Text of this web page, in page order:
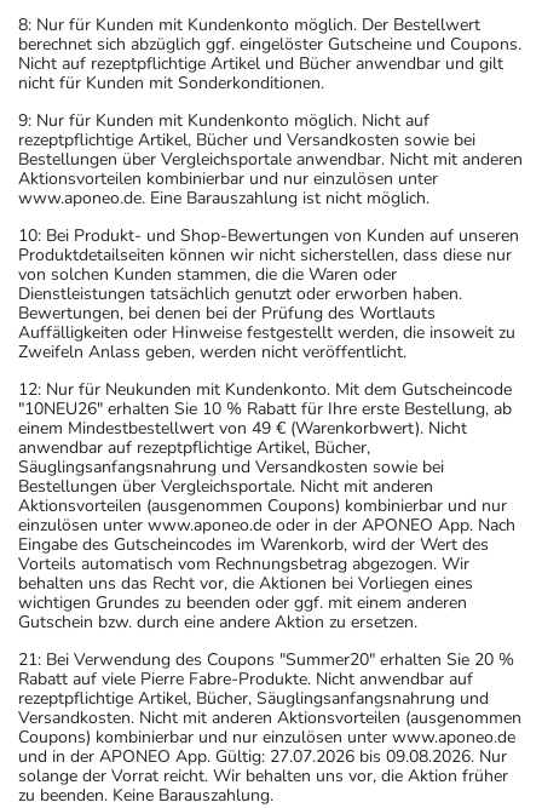
deshalb nur von Ihrem Arzt bestimmt. Prinzipiell ist die
Dauer der Anwendung zeitlich nicht begrenzt, das
werden.
Überdosierung?
Bei einer Überdosierung kann es zu Schläfrigkeit,
Verwirrtheit und Unruhe kommen. Setzen Sie sich bei
dem Verdacht auf eine Überdosierung umgehend mit
einem Arzt in Verbindung.
Einnahme vergessen?
Setzen Sie die Einnahme zum nächsten vorgeschriebenen
Zeitpunkt ganz normal (also nicht mit der doppelten
Menge) fort.
Generell gilt: Achten Sie vor allem bei Säuglingen,
Kleinkindern und älteren Menschen auf eine
gewissenhafte Dosierung. Im Zweifelsfalle fragen Sie
Ihren Arzt oder Apotheker nach etwaigen Auswirkungen
oder Vorsichtsmaßnahmen.
Eine vom Arzt verordnete Dosierung kann von den
Angaben der Packungsbeilage abweichen. Da der Arzt sie
individuell abstimmt, sollten Sie das Arzneimittel daher
nach seinen Anweisungen anwenden.
8: Nur für Kunden mit Kundenkonto möglich. Der Bestellwert
berechnet sich abzüglich ggf. eingelöster Gutscheine und Coupons.
Nicht auf rezeptpflichtige Artikel und Bücher anwendbar und gilt
nicht für Kunden mit Sonderkonditionen.
9: Nur für Kunden mit Kundenkonto möglich. Nicht auf
rezeptpflichtige Artikel, Bücher und Versandkosten sowie bei
Bestellungen über Vergleichsportale anwendbar. Nicht mit anderen
Aktionsvorteilen kombinierbar und nur einzulösen unter
www.aponeo.de. Eine Barauszahlung ist nicht möglich.
10: Bei Produkt- und Shop-Bewertungen von Kunden auf unseren
Produktdetailseiten können wir nicht sicherstellen, dass diese nur
von solchen Kunden stammen, die die Waren oder
Dienstleistungen tatsächlich genutzt oder erworben haben.
Bewertungen, bei denen bei der Prüfung des Wortlauts
Auffälligkeiten oder Hinweise festgestellt werden, die insoweit zu
Zweifeln Anlass geben, werden nicht veröffentlicht.
12: Nur für Neukunden mit Kundenkonto. Mit dem Gutscheincode
"10NEU26" erhalten Sie 10 % Rabatt für Ihre erste Bestellung, ab
einem Mindestbestellwert von 49 € (Warenkorbwert). Nicht
anwendbar auf rezeptpflichtige Artikel, Bücher,
Säuglingsanfangsnahrung und Versandkosten sowie bei
Bestellungen über Vergleichsportale. Nicht mit anderen
Aktionsvorteilen (ausgenommen Coupons) kombinierbar und nur
einzulösen unter www.aponeo.de oder in der APONEO App. Nach
Eingabe des Gutscheincodes im Warenkorb, wird der Wert des
Vorteils automatisch vom Rechnungsbetrag abgezogen. Wir
behalten uns das Recht vor, die Aktionen bei Vorliegen eines
wichtigen Grundes zu beenden oder ggf. mit einem anderen
Gutschein bzw. durch eine andere Aktion zu ersetzen.
21: Bei Verwendung des Coupons "Summer20" erhalten Sie 20 %
Rabatt auf viele Pierre Fabre-Produkte. Nicht anwendbar auf
rezeptpflichtige Artikel, Bücher, Säuglingsanfangsnahrung und
Versandkosten. Nicht mit anderen Aktionsvorteilen (ausgenommen
Coupons) kombinierbar und nur einzulösen unter www.aponeo.de
und in der APONEO App. Gültig: 27.07.2026 bis 09.08.2026. Nur
solange der Vorrat reicht. Wir behalten uns vor, die Aktion früher
zu beenden. Keine Barauszahlung.